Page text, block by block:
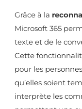
Grâce à la
Microsoft 365
texte et de le
Cette
pour les
qu’elles soient
interprète les